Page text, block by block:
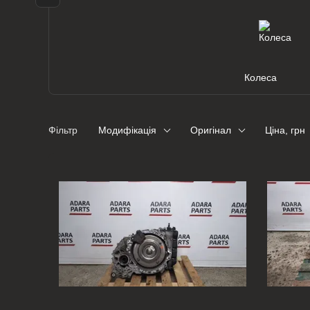
Колеса
Фільтр Модифікація Оригінал Ціна, грн